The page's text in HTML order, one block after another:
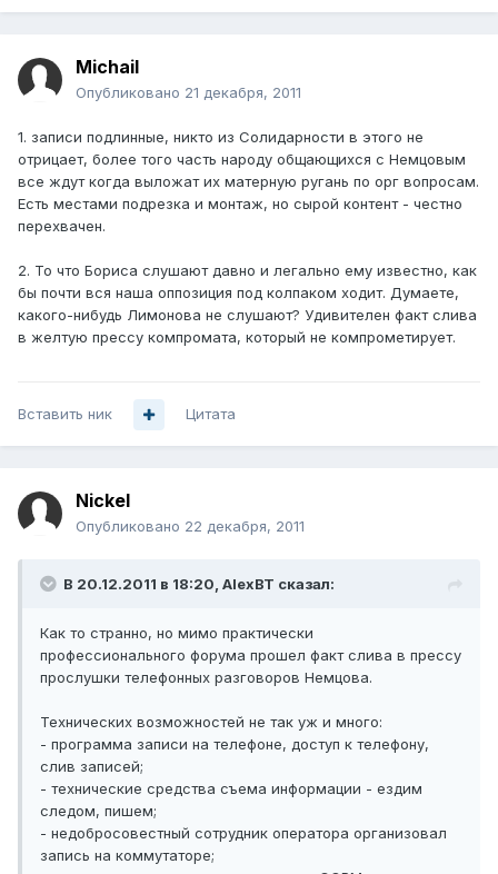
Michail
Опубликовано 21 декабря, 2011
1. записи подлинные, никто из Солидарности в этого не
отрицает, более того часть народу общающихся с Hемцовым
все ждут когда выложат их матерную ругань по орг вопросам.
Есть местами подрезка и монтаж, но сырой контент - честно
перехвачен.
2. То что Бориса слушают давно и легально ему известно, как
бы почти вся наша оппозиция под колпаком ходит. Думаете,
какого-нибудь Лимонова не слушают? Удивителен факт слива
в желтую прессу компромата, который не компрометирует.
Вставить ник Цитата
Nickel
Опубликовано 22 декабря, 2011
В 20.12.2011 в 18:20, AlexBT сказал:
Как то странно, но мимо практически
профессионального форума прошел факт слива в прессу
прослушки телефонных разговоров Немцова.
Технических возможностей не так уж и много:
- программа записи на телефоне, доступ к телефону,
слив записей;
- технические средства съема информации - ездим
следом, пишем;
- недобросовестный сотрудник оператора организовал
запись на коммутаторе;